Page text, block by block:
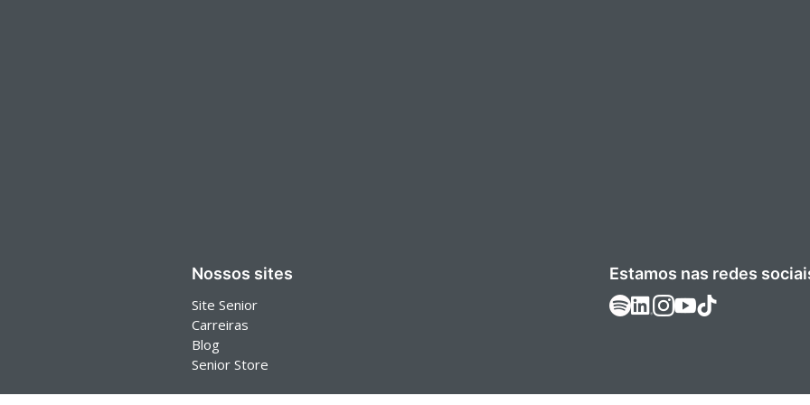
Nossos sites
Site Senior
Carreiras
Blog
Senior Store
Estamos nas redes